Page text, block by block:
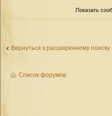
Показать
Вернуться к расширенному поиску
Список форумов